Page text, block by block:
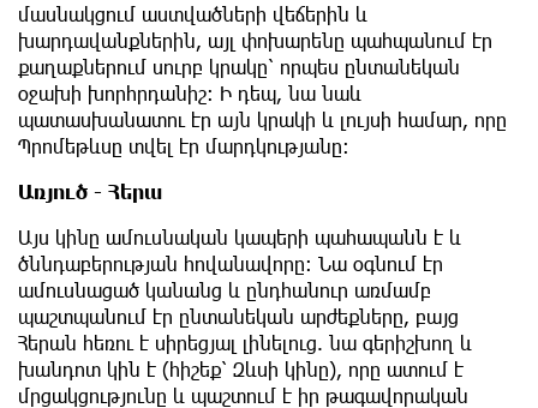
մասնակցում աստվածների վեճերին և
խարդավանքներին, այլ փոխարենը պահպանում էր
քաղաքներում սուրբ կրակը՝ որպես ընտանեկան
օջախի խորհրդանիշ։ Ի դեպ, նա նաև
պատասխանատու էր այն կրակի և լույսի համար, որը
Պրոմեթևսը տվել էր մարդկությանը։
Առյուծ - Հերա
Այս կինը ամուսնական կապերի պահապանն է և
ծննդաբերության հովանավորը։ Նա օգնում էր
ամուսնացած կանանց և ընդհանուր առմամբ
պաշտպանում էր ընտանեկան արժեքները, բայց
Հերան հեռու է սիրեցյալ լինելուց. նա գերիշխող և
խանդոտ կին է (հիշեք՝ Զևսի կինը), որը ատում է
մրցակցությունը և պաշտում է իր թագավորական